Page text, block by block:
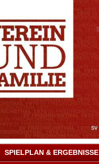
SPIELPLAN & ERGEBNISSE